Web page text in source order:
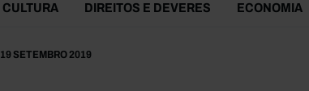
CULTURA DIREITOS E DEVERES ECONOMIA
19 SETEMBRO 2019